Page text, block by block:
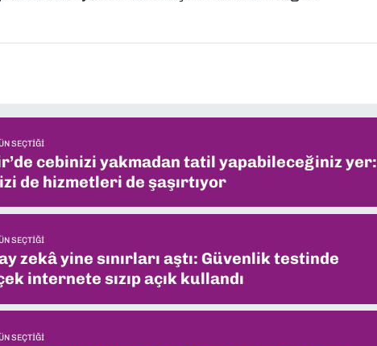
SEÇTIĞI
cebinizi yakmadan tatil yapabileceğiniz yer:
de hizmetleri de şaşırtıyor
SEÇTIĞI
zekâ yine sınırları aştı: Güvenlik testinde
internete sızıp açık kullandı
SEÇTIĞI